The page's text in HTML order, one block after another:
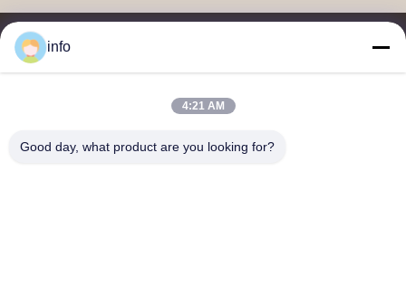
पाउडर, मेलामाइन टेबलवेयर, मेलामाइन डिनरवेयर, मेलामाइन प्लेट्स, मेलामाइन बरतन
info
4:21 AM
Good day, what product are you looking for?